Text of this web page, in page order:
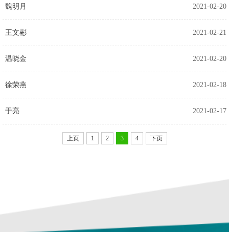
2021-02-20
魏明月
2021-02-21
王文彬
2021-02-20
温晓金
2021-02-18
徐荣燕
2021-02-17
于亮
上页 1 2 3 4 下页